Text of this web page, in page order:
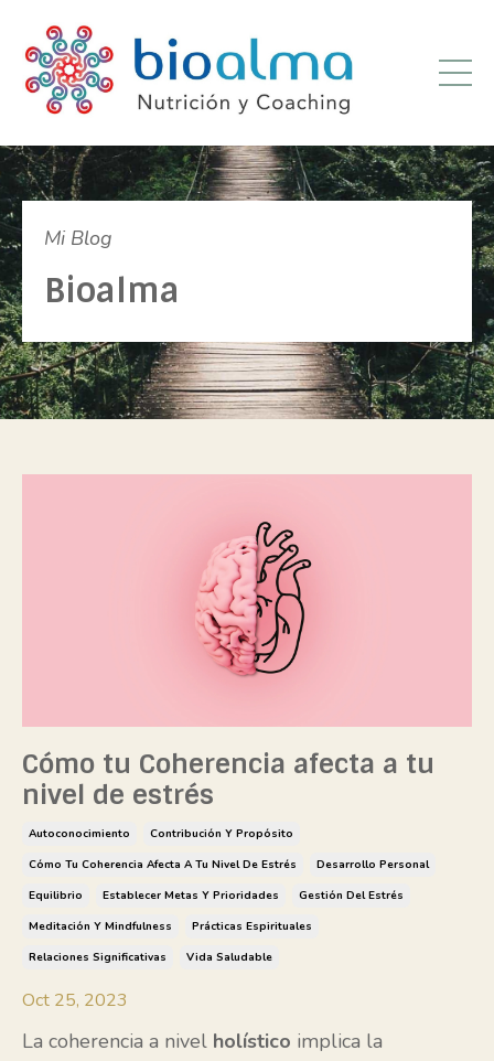
Mi Blog
Bioalma
Cómo tu Coherencia afecta a tu
nivel de estrés
Autoconocimiento
Contribución Y Propósito
Cómo Tu Coherencia Afecta A Tu Nivel De Estrés
Desarrollo Personal
Equilibrio
Establecer Metas Y Prioridades
Gestión Del Estrés
Meditación Y Mindfulness
Prácticas Espirituales
Relaciones Significativas
Vida Saludable
Oct 25, 2023
La coherencia a nivel holístico implica la